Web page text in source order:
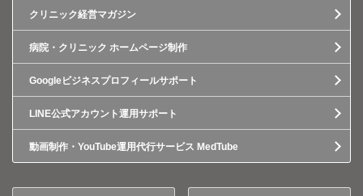
クリニック経営マガジン
病院・クリニック ホームページ制作
Googleビジネスプロフィールサポート
LINE公式アカウント運用サポート
動画制作・YouTube運用代行サービス MedTube